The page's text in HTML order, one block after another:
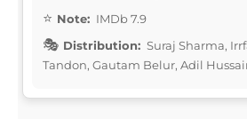
Note: IMDb 7.9
Distribution: Suraj Sharma,
Tandon, Gautam Belur, Adil